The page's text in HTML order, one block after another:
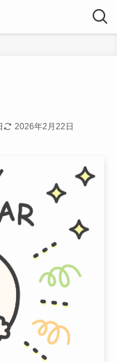
2026年2月22日